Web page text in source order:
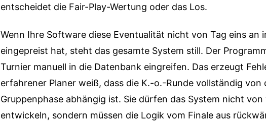
entscheidet die Fair-Play-Wertung oder das Los.
Wenn Ihre Software diese Eventualität nicht von Tag eins an
eingepreist hat, steht das gesamte System still. Der
Turnier manuell in die Datenbank eingreifen. Das erzeugt
erfahrener Planer weiß, dass die K.-o.-Runde vollständig von
Gruppenphase abhängig ist. Sie dürfen das System nicht
entwickeln, sondern müssen die Logik vom Finale aus